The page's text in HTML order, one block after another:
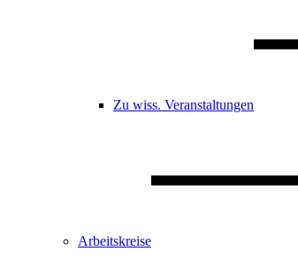
Zu wiss. Veranstaltungen
Arbeitskreise